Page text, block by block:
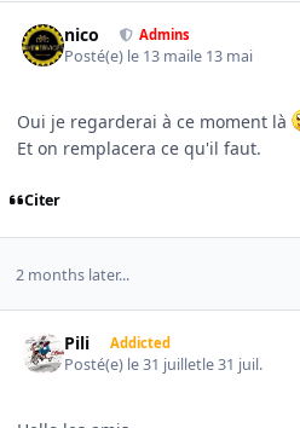
nico Admins
Posté(e) le 13 maile 13 mai
Oui je regarderai à ce moment là
Et on remplacera ce qu'il faut.
Citer
2 months later...
Pili Addicted
Posté(e) le 31 juilletle 31 juil.